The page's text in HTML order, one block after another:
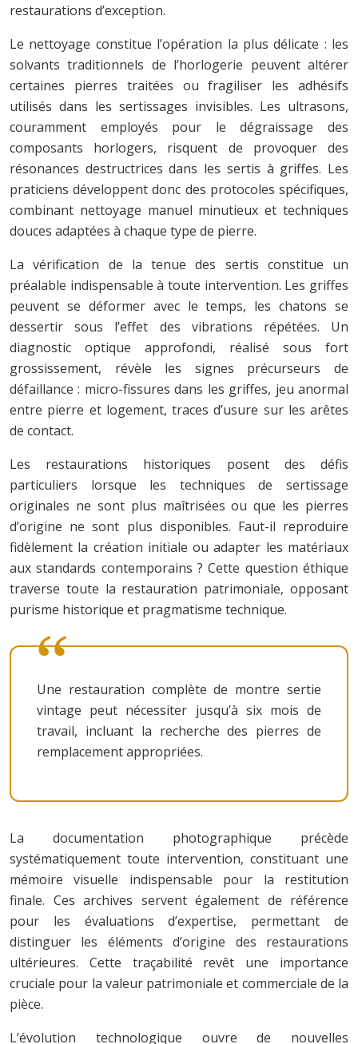
restaurations d’exception.
Le nettoyage constitue l’opération la plus délicate : les
solvants traditionnels de l’horlogerie peuvent altérer
certaines pierres traitées ou fragiliser les adhésifs
utilisés dans les sertissages invisibles. Les ultrasons,
couramment employés pour le dégraissage des
composants horlogers, risquent de provoquer des
résonances destructrices dans les sertis à griffes. Les
praticiens développent donc des protocoles spécifiques,
combinant nettoyage manuel minutieux et techniques
douces adaptées à chaque type de pierre.
La vérification de la tenue des sertis constitue un
préalable indispensable à toute intervention. Les griffes
peuvent se déformer avec le temps, les chatons se
dessertir sous l’effet des vibrations répétées. Un
diagnostic optique approfondi, réalisé sous fort
grossissement, révèle les signes précurseurs de
défaillance : micro-fissures dans les griffes, jeu anormal
entre pierre et logement, traces d’usure sur les arêtes
de contact.
Les restaurations historiques posent des défis
particuliers lorsque les techniques de sertissage
originales ne sont plus maîtrisées ou que les pierres
d’origine ne sont plus disponibles. Faut-il reproduire
fidèlement la création initiale ou adapter les matériaux
aux standards contemporains ? Cette question éthique
traverse toute la restauration patrimoniale, opposant
purisme historique et pragmatisme technique.
Une restauration complète de montre sertie
vintage peut nécessiter jusqu’à six mois de
travail, incluant la recherche des pierres de
remplacement appropriées.
La documentation photographique précède
systématiquement toute intervention, constituant une
mémoire visuelle indispensable pour la restitution
finale. Ces archives servent également de référence
pour les évaluations d’expertise, permettant de
distinguer les éléments d’origine des restaurations
ultérieures. Cette traçabilité revêt une importance
cruciale pour la valeur patrimoniale et commerciale de la
pièce.
L’évolution technologique ouvre de nouvelles